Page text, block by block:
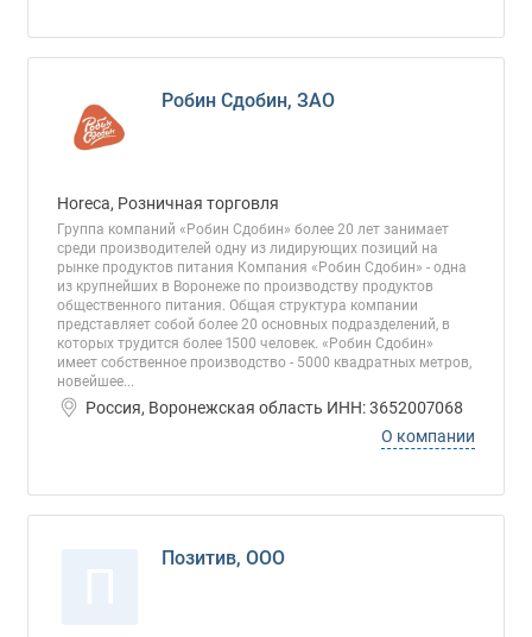
Робин Сдобин, ЗАО
Horeca, Розничная торговля
Группа компаний «Робин Сдобин» более 20 лет занимает
среди производителей одну из лидирующих позиций на
рынке продуктов питания Компания «Робин Сдобин» - одна
из крупнейших в Воронеже по производству продуктов
общественного питания. Общая структура компании
представляет собой более 20 основных подразделений, в
которых трудится более 1500 человек. «Робин Сдобин»
имеет собственное производство - 5000 квадратных метров,
новейшее...
Россия, Воронежская область ИНН: 3652007068
О компании
Позитив, ООО